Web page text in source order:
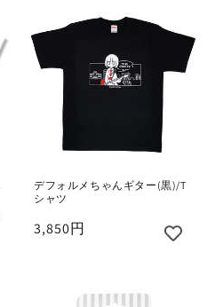
デフォルメちゃんギター(黒)/T
シャツ
3,850円